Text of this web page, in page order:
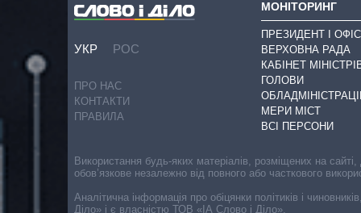
УКР РОС
ПРО НАС
КОНТАКТИ
ПРАВИЛА
МОНІТОРИНГ
ПРЕЗИДЕНТ І ОФІС
ВЕРХОВНА РАДА
КАБІНЕТ
ГОЛОВИ
МЕРИ МІСТ
ВСІ ПЕРСОНИ
Використання будь-яких матеріалів, розміщених на
обов’язкове незалежно від повного або часткового
Аналітична інформація про обіцянки політиків і
Діло» і є власністю ТОВ «ІА Слово і Діло».